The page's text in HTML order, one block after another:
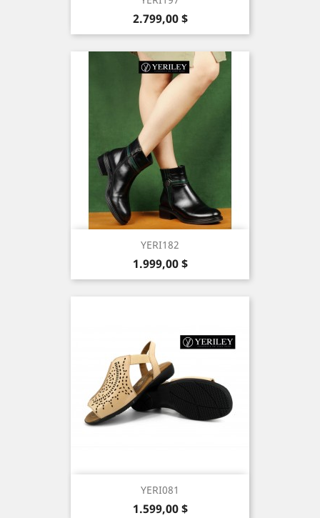
Precio
2.799,00 $
YERI182
Precio
1.999,00 $
YERI081
Precio
1.599,00 $